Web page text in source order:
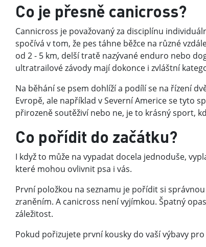
Co je přesně canicross?
Cannicross je považovaný za disciplínu
spočívá v tom, že pes táhne běžce na různé
od 2 - 5 km, delší tratě nazývané enduro nebo
ultratrailové závody mají dokonce i zvláštní
Na běhání se psem dohlíží a podílí se na řízení
Evropě, ale například v Severní Americe se tyto
přirozeně soutěživí nebo ne, je to krásný sport,
Co pořídit do začátku?
I když to může na vypadat docela jednoduše,
které mohou ovlivnit psa i vás.
První položkou na seznamu je pořídit si
zraněním. A canicross není vyjímkou. Špatný
záležitost.
Pokud pořizujete první kousky do vaší výbavy